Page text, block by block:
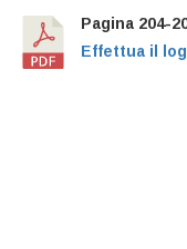
Pagina 204-
Effettua il